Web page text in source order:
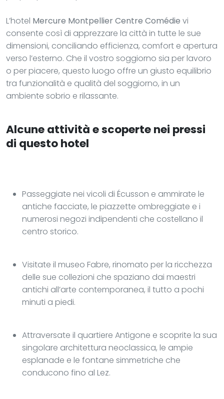
L’hotel Mercure Montpellier Centre Comédie vi
consente così di apprezzare la città in tutte le sue
dimensioni, conciliando efficienza, comfort e apertura
verso l’esterno. Che il vostro soggiorno sia per lavoro
o per piacere, questo luogo offre un giusto equilibrio
tra funzionalità e qualità del soggiorno, in un
ambiente sobrio e rilassante.
Alcune attività e scoperte nei pressi
di questo hotel
Passeggiate nei vicoli di Écusson e ammirate le
antiche facciate, le piazzette ombreggiate e i
numerosi negozi indipendenti che costellano il
centro storico.
Visitate il museo Fabre, rinomato per la ricchezza
delle sue collezioni che spaziano dai maestri
antichi all’arte contemporanea, il tutto a pochi
minuti a piedi.
Attraversate il quartiere Antigone e scoprite la sua
singolare architettura neoclassica, le ampie
esplanade e le fontane simmetriche che
conducono fino al Lez.